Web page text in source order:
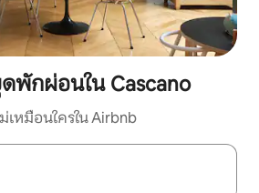
พักผ่อนใน Cascano
หมือนใครใน Airbnb
ารสัมผัสหรือปัด เพื่อสำรวจผลการค้นหา